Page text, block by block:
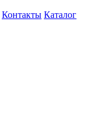
Контакты Каталог